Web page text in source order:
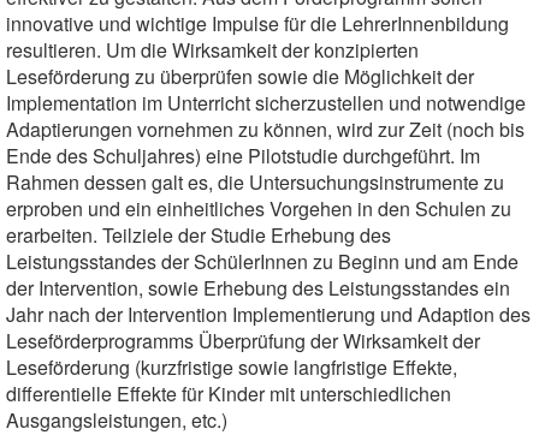
innovative und wichtige Impulse für die LehrerInnenbildung
resultieren. Um die Wirksamkeit der konzipierten
Leseförderung zu überprüfen sowie die Möglichkeit der
Implementation im Unterricht sicherzustellen und notwendige
Adaptierungen vornehmen zu können, wird zur Zeit (noch bis
Ende des Schuljahres) eine Pilotstudie durchgeführt. Im
Rahmen dessen galt es, die Untersuchungsinstrumente zu
erproben und ein einheitliches Vorgehen in den Schulen zu
erarbeiten. Teilziele der Studie Erhebung des
Leistungsstandes der SchülerInnen zu Beginn und am Ende
der Intervention, sowie Erhebung des Leistungsstandes ein
Jahr nach der Intervention Implementierung und Adaption des
Leseförderprogramms Überprüfung der Wirksamkeit der
Leseförderung (kurzfristige sowie langfristige Effekte,
differentielle Effekte für Kinder mit unterschiedlichen
Ausgangsleistungen, etc.)